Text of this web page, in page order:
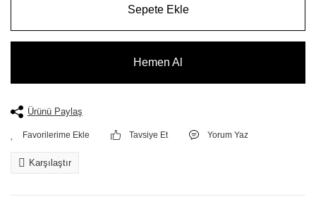
Sepete Ekle
Hemen Al
Ürünü Paylaş
Tavsiye Et Yorum Yaz
Karşılaştır